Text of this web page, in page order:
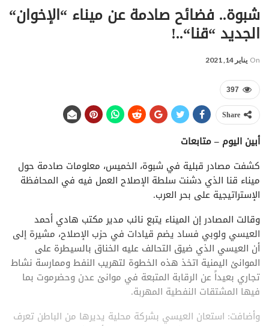
شبوة.. فضائح صادمة عن ميناء “الإخوان“
الجديد “قنا“..!
On يناير 14, 2021
397
Share
أبين اليوم – متابعات
كشفت مصادر قبلية في شبوة، الخميس، معلومات صادمة حول
ميناء قنا الذي دشنت سلطة الإصلاح العمل فيه في المحافظة
الإستراتيجية على بحر العرب.
وقالت المصادر إن الميناء يتبع نائب مدير مكتب هادي أحمد
العيسي ولوبي فساد يضم قيادات في حزب الإصلاح، مشيرة إلى
أن العيسي الذي ضيق التحالف عليه الخناق بالسيطرة على
الموانئ اليمنية اتخذ هذه الخطوة لتهريب النفط وممارسة نشاط
تجاري بعيداً عن الرقابة المتبعة في موانئ عدن وحضرموت بما
فيها المشتقات النفطية المهربة.
وأضافت: استعان العيسي بشركة محلية يديرها من الباطن تعرف